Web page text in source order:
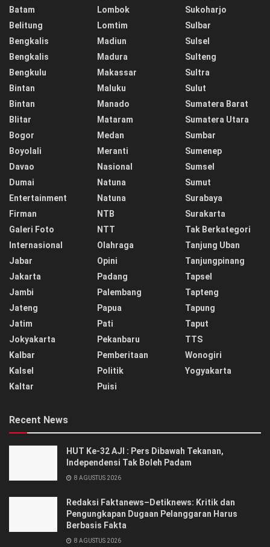
Batam
Belitung
Bengkalis
Bengkalis
Bengkulu
Bintan
Bintan
Blitar
Bogor
Boyolali
Davao
Dumai
Entertainment
Firman
Galeri Foto
Internasional
Jabar
Jakarta
Jambi
Jateng
Jatim
Jokyakarta
Kalbar
Kalsel
Kaltar
Lombok
Lomtim
Madiun
Madura
Makassar
Maluku
Manado
Mataram
Medan
Meranti
Nasional
Natuna
Natuna
NTB
NTT
Olahraga
Opini
Padang
Palembang
Papua
Pati
Pekanbaru
Pemberitaan
Politik
Puisi
Sukoharjo
Sulbar
Sulsel
Sulteng
Sultra
Sulut
Sumatera Barat
Sumatera Utara
Sumbar
Sumenep
Sumsel
Sumut
Surabaya
Surakarta
Tak Berkategori
Tanjung Uban
Tanjungpinang
Tapsel
Tapteng
Tapung
Taput
TTS
Wonogiri
Yogyakarta
Recent News
HUT Ke-32 AJI : Pers Dibawah Tekanan,
Independensi Tak Boleh Padam
8 AGUSTUS 2026
Redaksi Faktanews–Detiknews: Kritik dan
Pengungkapan Dugaan Pelanggaran Harus
Berbasis Fakta
8 AGUSTUS 2026